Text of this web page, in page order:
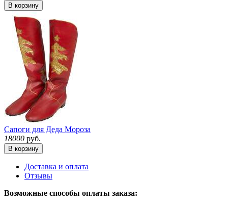
В корзину
Сапоги для Деда Мороза
18000 руб.
В корзину
Доставка и оплата
Отзывы
Возможные способы оплаты заказа: